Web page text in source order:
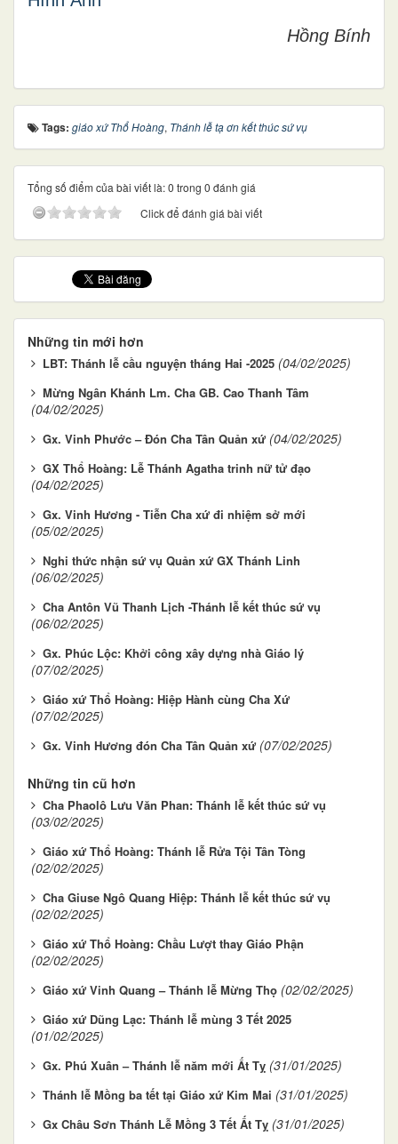
Hồng Bính
Tags: giáo xứ Thổ Hoàng, Thánh lễ tạ ơn kết thúc sứ vụ
Tổng số điểm của bài viết là: 0 trong 0 đánh giá
Click để đánh giá bài viết
Những tin mới hơn
LBT: Thánh lễ cầu nguyện tháng Hai -2025 (04/02/2025)
Mừng Ngân Khánh Lm. Cha GB. Cao Thanh Tâm
(04/02/2025)
Gx. Vinh Phước – Đón Cha Tân Quản xứ (04/02/2025)
GX Thổ Hoàng: Lễ Thánh Agatha trinh nữ tử đạo
(04/02/2025)
Gx. Vinh Hương - Tiễn Cha xứ đi nhiệm sở mới
(05/02/2025)
Nghi thức nhận sứ vụ Quản xứ GX Thánh Linh
(06/02/2025)
Cha Antôn Vũ Thanh Lịch -Thánh lễ kết thúc sứ vụ
(06/02/2025)
Gx. Phúc Lộc: Khởi công xây dựng nhà Giáo lý
(07/02/2025)
Giáo xứ Thổ Hoàng: Hiệp Hành cùng Cha Xứ
(07/02/2025)
Gx. Vinh Hương đón Cha Tân Quản xứ (07/02/2025)
Những tin cũ hơn
Cha Phaolô Lưu Văn Phan: Thánh lễ kết thúc sứ vụ
(03/02/2025)
Giáo xứ Thổ Hoàng: Thánh lễ Rửa Tội Tân Tòng
(02/02/2025)
Cha Giuse Ngô Quang Hiệp: Thánh lễ kết thúc sứ vụ
(02/02/2025)
Giáo xứ Thổ Hoàng: Chầu Lượt thay Giáo Phận
(02/02/2025)
Giáo xứ Vinh Quang – Thánh lễ Mừng Thọ (02/02/2025)
Giáo xứ Dũng Lạc: Thánh lễ mùng 3 Tết 2025
(01/02/2025)
Gx. Phú Xuân – Thánh lễ năm mới Ất Tỵ (31/01/2025)
Thánh lễ Mồng ba tết tại Giáo xứ Kim Mai (31/01/2025)
Gx Châu Sơn Thánh Lễ Mồng 3 Tết Ất Tỵ (31/01/2025)